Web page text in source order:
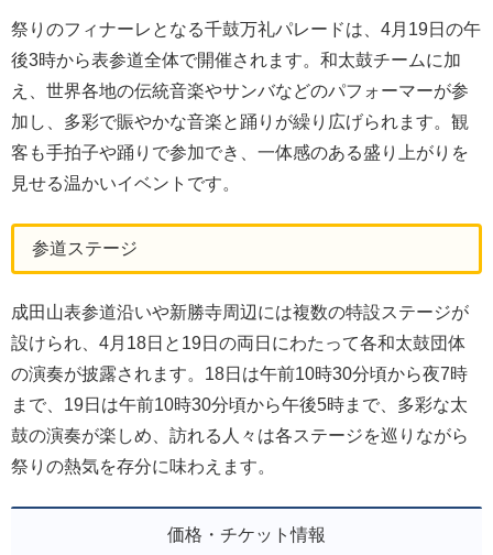
祭りのフィナーレとなる千鼓万礼パレードは、4月19日の午
後3時から表参道全体で開催されます。和太鼓チームに加
え、世界各地の伝統音楽やサンバなどのパフォーマーが参
加し、多彩で賑やかな音楽と踊りが繰り広げられます。観
客も手拍子や踊りで参加でき、一体感のある盛り上がりを
見せる温かいイベントです。
参道ステージ
成田山表参道沿いや新勝寺周辺には複数の特設ステージが
設けられ、4月18日と19日の両日にわたって各和太鼓団体
の演奏が披露されます。18日は午前10時30分頃から夜7時
まで、19日は午前10時30分頃から午後5時まで、多彩な太
鼓の演奏が楽しめ、訪れる人々は各ステージを巡りながら
祭りの熱気を存分に味わえます。
価格・チケット情報